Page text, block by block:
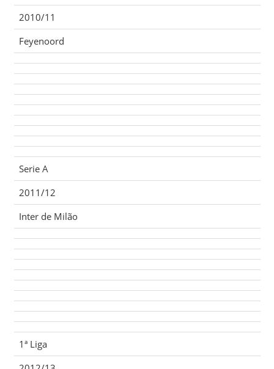
2010/11
Feyenoord
Serie A
2011/12
Inter de Milão
1ª Liga